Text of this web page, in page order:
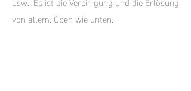
von allem. Oben wie unten.